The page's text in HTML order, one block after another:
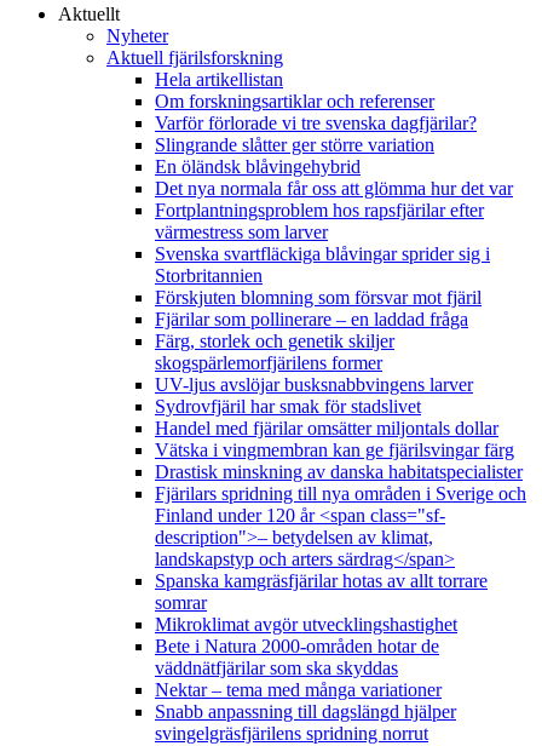
Aktuellt
Nyheter
Aktuell fjärilsforskning
Hela artikellistan
Om forskningsartiklar och referenser
Varför förlorade vi tre svenska dagfjärilar?
Slingrande slåtter ger större variation
En öländsk blåvingehybrid
Det nya normala får oss att glömma hur det var
Fortplantningsproblem hos rapsfjärilar efter
värmestress som larver
Svenska svartfläckiga blåvingar sprider sig i
Storbritannien
Förskjuten blomning som försvar mot fjäril
Fjärilar som pollinerare – en laddad fråga
Färg, storlek och genetik skiljer
skogspärlemorfjärilens former
UV-ljus avslöjar busksnabbvingens larver
Sydrovfjäril har smak för stadslivet
Handel med fjärilar omsätter miljontals dollar
Vätska i vingmembran kan ge fjärilsvingar färg
Drastisk minskning av danska habitatspecialister
Fjärilars spridning till nya områden i Sverige och
Finland under 120 år <span class="sf-
description">– betydelsen av klimat,
landskapstyp och arters särdrag</span>
Spanska kamgräsfjärilar hotas av allt torrare
somrar
Mikroklimat avgör utvecklingshastighet
Bete i Natura 2000-områden hotar de
väddnätfjärilar som ska skyddas
Nektar – tema med många variationer
Snabb anpassning till dagslängd hjälper
svingelgräsfjärilens spridning norrut